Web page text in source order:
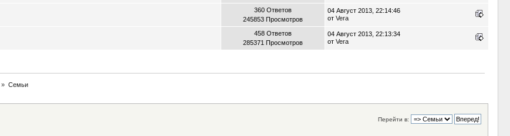
360 Ответов
245853 Просмотров
04 Август 2013, 22:14:46
от Vera
458 Ответов
285371 Просмотров
04 Август 2013, 22:13:34
от Vera
» Семьи
Перейти в: